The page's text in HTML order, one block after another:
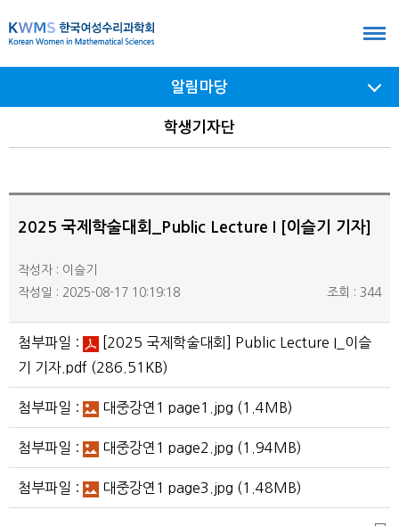
문
가
여닫기
알림마당
학생기자단
2025 국제학술대회_Public Lecture I [이슬기 기자]
작성자 : 이슬기
작성일 : 2025-08-17 10:19:18
조회 : 344
첨부파일 :
[2025 국제학술대회] Public Lecture I_이슬
기 기자.pdf (286.51KB)
첨부파일 : 대중강연1 page1.jpg (1.4MB)
첨부파일 : 대중강연1 page2.jpg (1.94MB)
첨부파일 : 대중강연1 page3.jpg (1.48MB)